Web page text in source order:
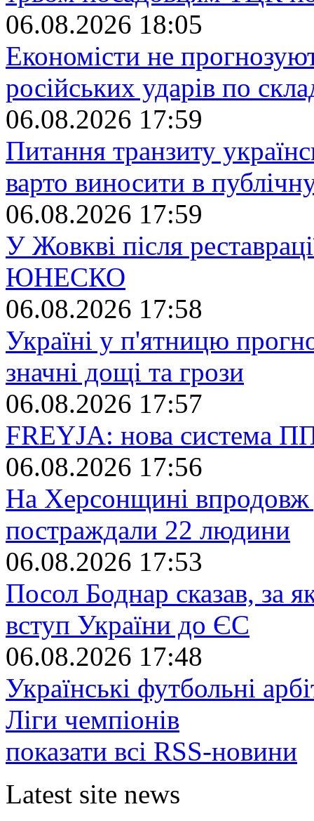
06.08.2026 18:05
Економісти не
російських ударів по
06.08.2026 17:59
Питання транзиту
варто виносити в
06.08.2026 17:59
У Жовкві після
ЮНЕСКО
06.08.2026 17:58
Україні у п'ятницю
значні дощі та грози
06.08.2026 17:57
FREYJA: нова система
06.08.2026 17:56
На Херсонщині впродовж
постраждали 22 людини
06.08.2026 17:53
Посол Боднар сказав, за
вступ України до ЄС
06.08.2026 17:48
Українські футбольні
Ліги чемпіонів
показати всі RSS-новини
Latest site news